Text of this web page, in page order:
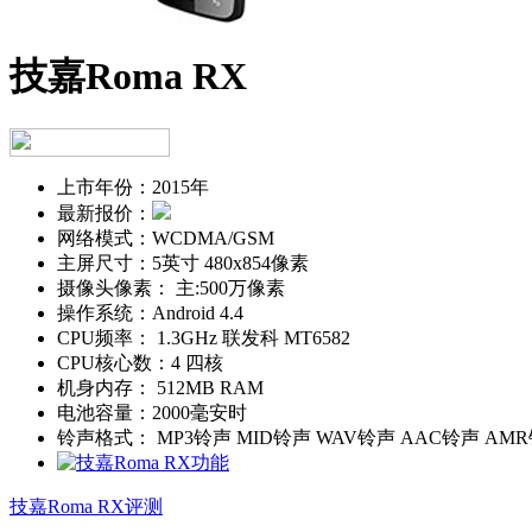
技嘉Roma RX
上市年份： 2015年
最新报价：
网络模式： WCDMA/GSM
主屏尺寸： 5英寸 480x854像素
摄像头像素：
主:500万像素
操作系统： Android 4.4
CPU频率：
1.3GHz 联发科 MT6582
CPU核心数： 4 四核
机身内存：
512MB RAM
电池容量： 2000毫安时
铃声格式：
MP3铃声 MID铃声 WAV铃声 AAC铃声
技嘉Roma RX评测